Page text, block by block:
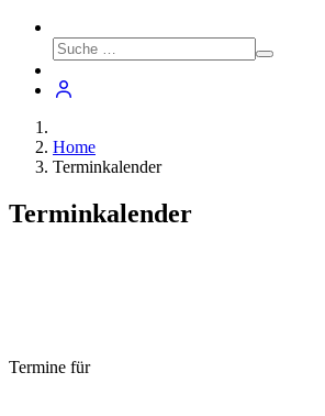
Home
Terminkalender
Terminkalender
Termine für